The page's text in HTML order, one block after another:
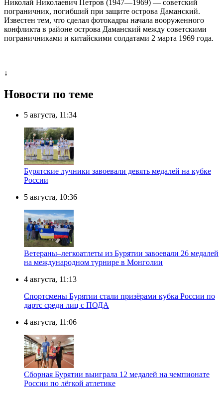
Николай Николаевич Петров (1947—1969) — советский
пограничник, погибший при защите острова Даманский.
Известен тем, что сделал фотокадры начала вооруженного
конфликта в районе острова Даманский между советскими
пограничниками и китайскими солдатами 2 марта 1969 года.
↓
Новости по теме
5 августа, 11:34
Бурятские лучники завоевали девять медалей на кубке
России
5 августа, 10:36
Ветераны–легкоатлеты из Бурятии завоевали 26 медалей
на международном турнире в Монголии
4 августа, 11:13
Спортсмены Бурятии стали призёрами кубка России по
дартс среди лиц с ПОДА
4 августа, 11:06
Сборная Бурятии выиграла 12 медалей на чемпионате
России по лёгкой атлетике